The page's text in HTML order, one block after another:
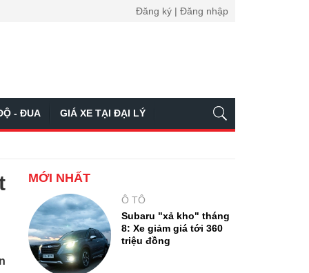
Đăng ký | Đăng nhập
- ĐUA GIÁ XE TẠI ĐẠI LÝ
MỚI NHẤT
Ô TÔ
Subaru "xả kho" tháng
8: Xe giảm giá tới 360
triệu đồng